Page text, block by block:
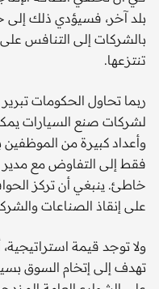
بلد آخر، فسيؤدي ذلك إلى
بالشركات إلى التنافس
تنتزعها.
ربما تحاول الحكومات
لشركات صنع السيارات
وأعداد كبيرة من الموظفين
فقط إلى التفاوض مع مدير
خاطئ. ينبغي أن تركز
على إنقاذ الصناعات
ولا توجد قيمة
تهدف إلى إتخام السوق